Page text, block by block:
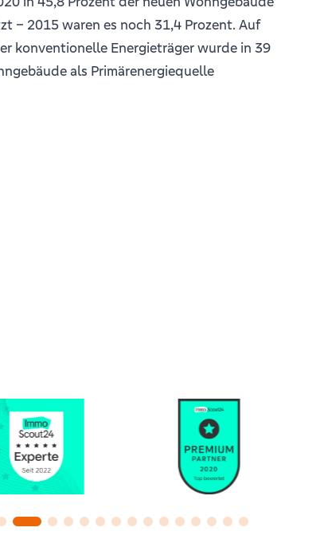
– 2015 waren es noch 31,4 Prozent. Auf
konventionelle Energieträger wurde in 39
als Primärenergiequelle